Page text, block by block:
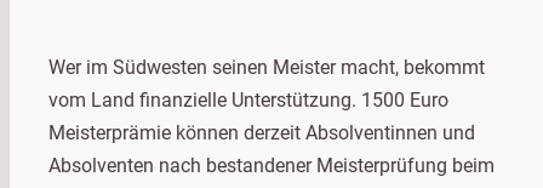
Wer im Südwesten seinen Meister macht, bekommt
vom Land finanzielle Unterstützung. 1500 Euro
Meisterprämie können derzeit Absolventinnen und
Absolventen nach bestandener Meisterprüfung beim